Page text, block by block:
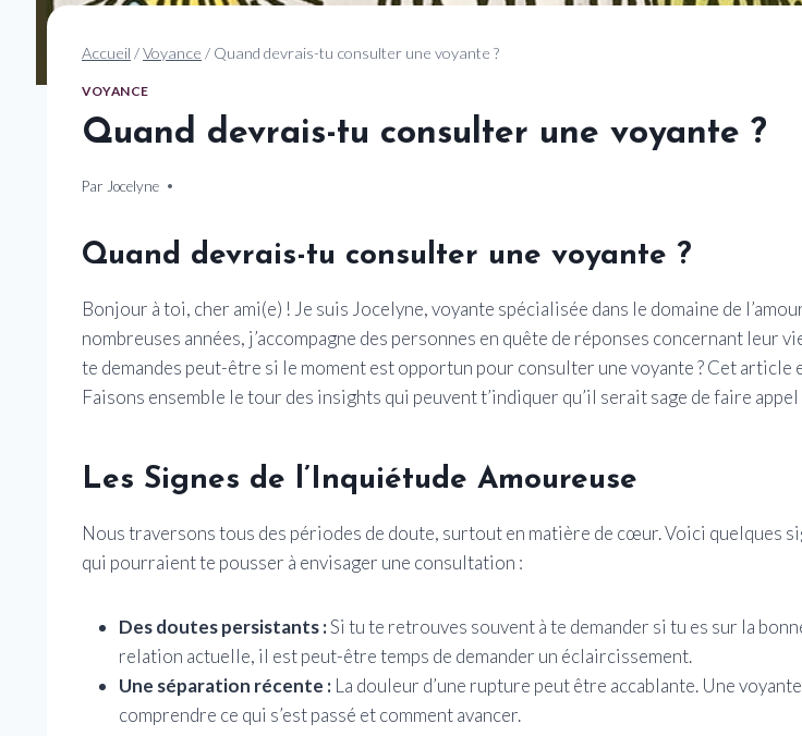
Accueil /Voyance / Quand devrais-tu consulter une voyante ?
VOYANCE
Quand devrais-tu consulter une voyante ?
Par Jocelyne
21 décembre 2024
Quand devrais-tu consulter une voyante ?
Bonjour à toi, cher ami(e) ! Je suis Jocelyne, voyante spécialisée dans le domaine de
nombreuses années, j’accompagne des personnes en quête de réponses concernant leur
te demandes peut-être si le moment est opportun pour consulter une voyante ? Cet article
Faisons ensemble le tour des insights qui peuvent t’indiquer qu’il serait sage de faire appel
Les Signes de l’Inquiétude Amoureuse
Nous traversons tous des périodes de doute, surtout en matière de cœur. Voici quelques
qui pourraient te pousser à envisager une consultation :
Des doutes persistants :Si tu te retrouves souvent à te demander si tu es sur la
relation actuelle, il est peut-être temps de demander un éclaircissement.
Une séparation récente : La douleur d’une rupture peut être accablante. Une
comprendre ce qui s’est passé et comment avancer.